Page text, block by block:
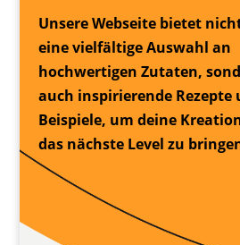
Unsere Webseite bietet
eine vielfältige Auswahl an
hochwertigen Zutaten,
auch inspirierende Rezepte
Beispiele, um deine
das nächste Level zu